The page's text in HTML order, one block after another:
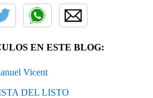
EN ESTE BLOG:
Vicent
DEL LISTO